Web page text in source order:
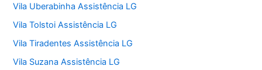
Vila Uberabinha Assistência LG
Vila Tolstoi Assistência LG
Vila Tiradentes Assistência LG
Vila Suzana Assistência LG